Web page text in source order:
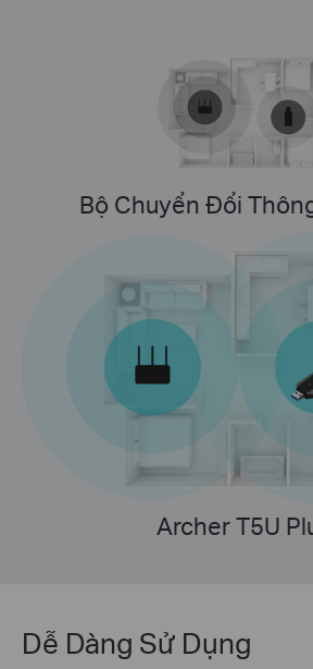
Bộ Chuyển Đổi
Archer T5U
Dễ Dàng Sử Dụng